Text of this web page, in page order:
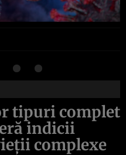
tipuri complet
indicii
complexe